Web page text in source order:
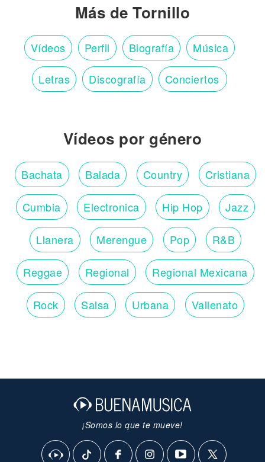
Más de Tornillo
Vídeos Perfil Biografía Música
Letras Discografía Conciertos
Vídeos por género
Bachata Balada Country Cristiana
Cumbia Electronica Hip Hop Jazz
Llanera Merengue Pop R&B
Reggae Regional Regional Mexicana
Rock Salsa Urbana Vallenato
¡Somos lo que te mueve!